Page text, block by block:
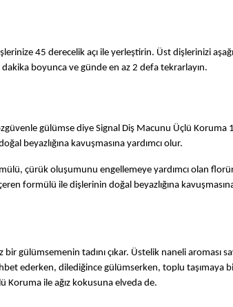
45 derecelik açı ile yerleştirin. Üst dişlerinizi
dakika boyunca ve günde en az 2 defa tekrarlayın.
gülümse diye Signal Diş Macunu Üçlü Koruma
beyazlığına kavuşmasına yardımcı olur.
çürük oluşumunu engellemeye yardımcı olan
formülü ile dişlerinin doğal beyazlığına
gülümsemenin tadını çıkar. Üstelik naneli aroması
ederken, dilediğince gülümserken, toplu taşımaya
Koruma ile ağız kokusuna elveda de.